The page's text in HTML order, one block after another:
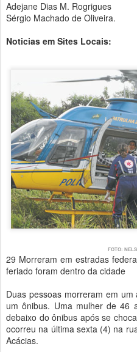
Adejane Dias M. Rogrigues
Sérgio Machado de Oliveira.
Noticias em Sites Locais:
FOTO:
29 Morreram em estradas
feriado foram dentro da cidade
Duas pessoas morreram em
um ônibus. Uma mulher de 46
debaixo do ônibus após se
ocorreu na última sexta (4) na
Acácias.